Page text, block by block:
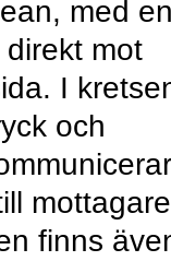
med
mot
I
och
finns